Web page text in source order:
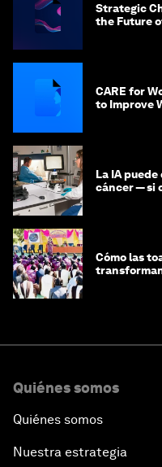
Strategic
the Future
CARE for
to Improve
La IA
cáncer — si
Cómo las
Quiénes somos
Quiénes somos
Nuestra estrategia